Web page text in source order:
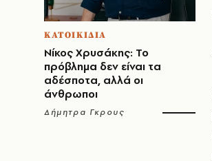
ΚΑΤΟΙΚΙΔΙΑ
Νίκος Χρυσάκης: Το
πρόβλημα δεν είναι τα
αδέσποτα, αλλά οι
άνθρωποι
Δήμητρα Γκρους